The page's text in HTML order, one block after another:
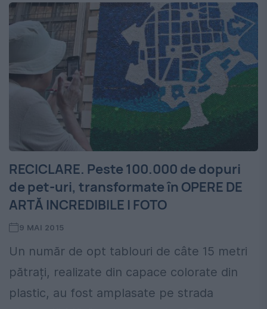
RECICLARE. Peste 100.000 de dopuri
de pet-uri, transformate în OPERE DE
ARTĂ INCREDIBILE I FOTO
9 MAI 2015
Un număr de opt tablouri de câte 15 metri
pătrați, realizate din capace colorate din
plastic, au fost amplasate pe strada